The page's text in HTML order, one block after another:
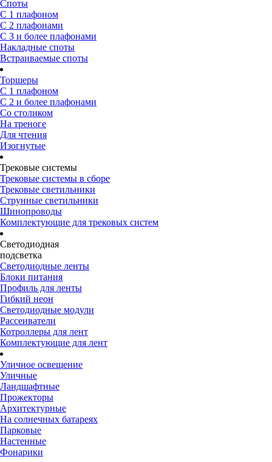
Споты
С 1 плафоном
С 2 плафонами
С 3 и более плафонами
Накладные споты
Встраиваемые споты
Торшеры
С 1 плафоном
С 2 и более плафонами
Со столиком
На треноге
Для чтения
Изогнутые
Трековые системы
Трековые системы в сборе
Трековые светильники
Струнные светильники
Шинопроводы
Комплектующие для трековых систем
Светодиодная
подсветка
Светодиодные ленты
Блоки питания
Профиль для ленты
Гибкий неон
Светодиодные модули
Рассеиватели
Котроллеры для лент
Комплектующие для лент
Уличное освещение
Уличные
Ландшафтные
Прожекторы
Архитектурные
На солнечных батареях
Парковые
Настенные
Фонарики